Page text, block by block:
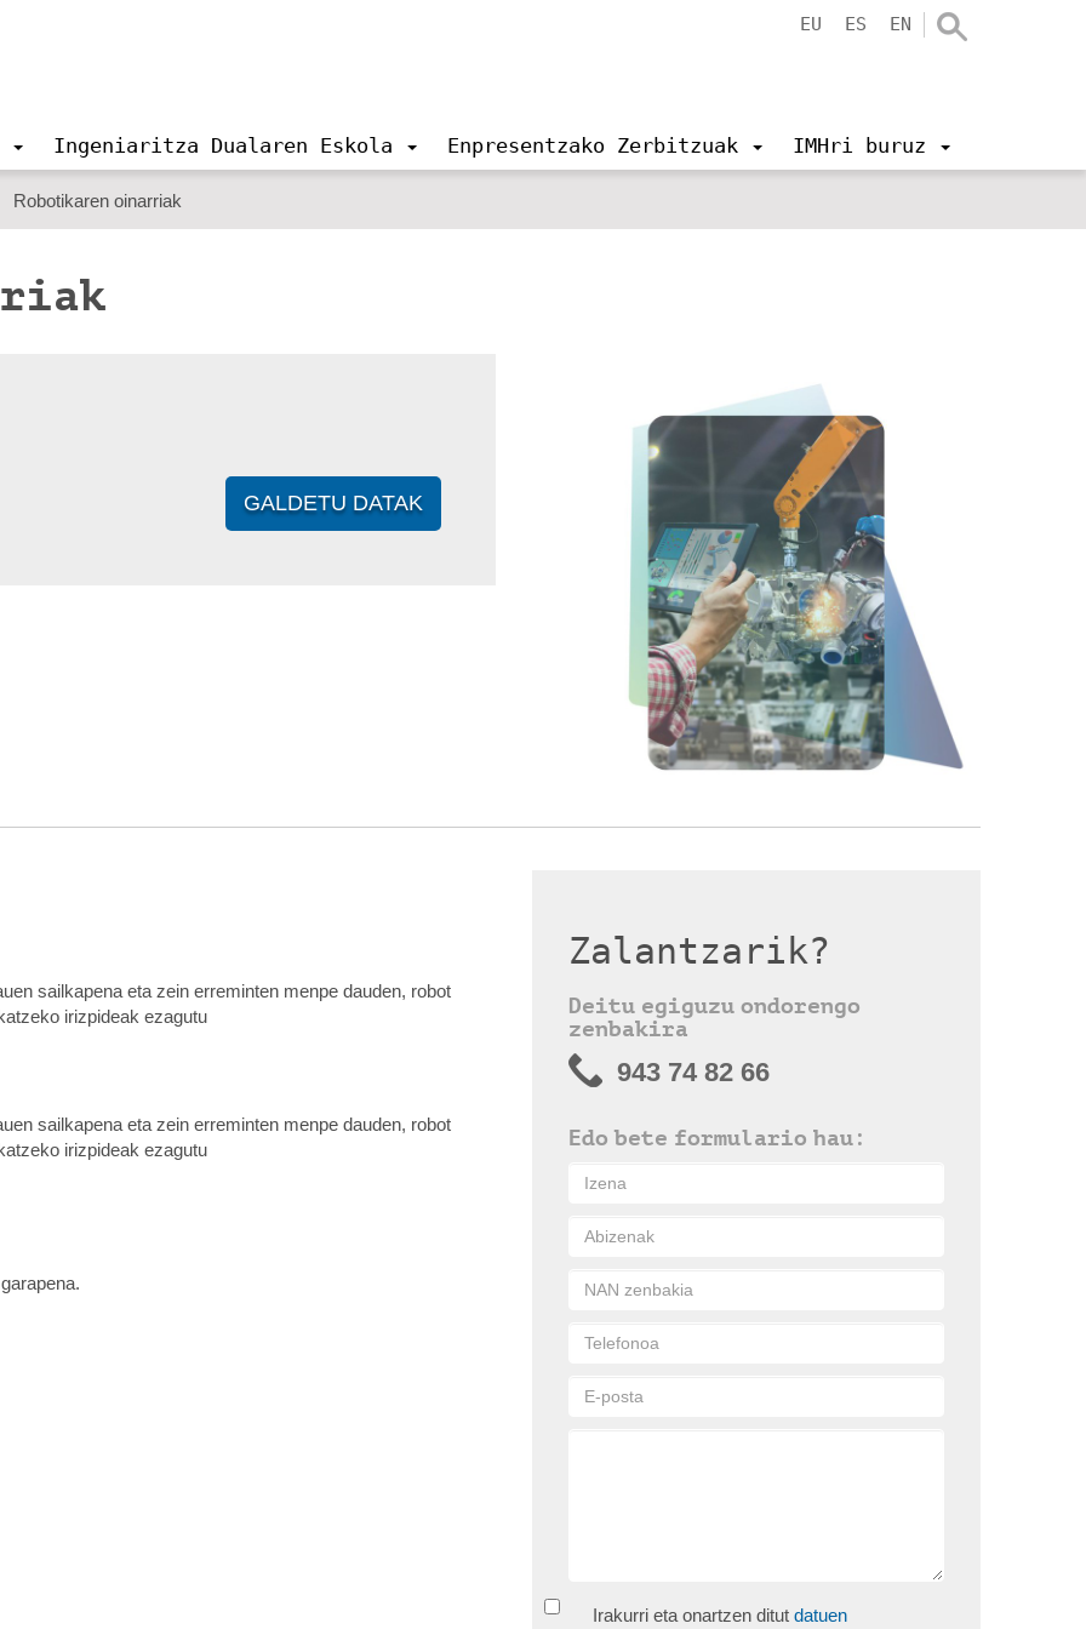
EU ES EN
Ingeniaritza Dualaren Eskola Enpresentzako Zerbitzuak IMHri buruz
Robotikaren oinarriak
GALDETU DATAK
sailkapena eta zein erreminten menpe dauden, robot
irizpideak ezagutu
sailkapena eta zein erreminten menpe dauden, robot
irizpideak ezagutu
Zalantzarik?
Deitu egiguzu ondorengo
zenbakira
943 74 82 66
Edo bete formulario hau:
Irakurri eta onartzen ditut datuen